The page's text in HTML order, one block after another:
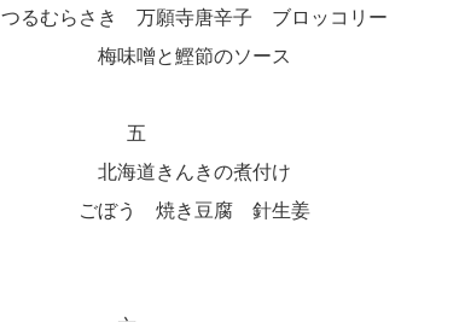
つるむらさき 万願寺唐辛子 ブロッコリー
梅味噌と鰹節のソース
五
北海道きんきの煮付け
ごぼう 焼き豆腐 針生姜